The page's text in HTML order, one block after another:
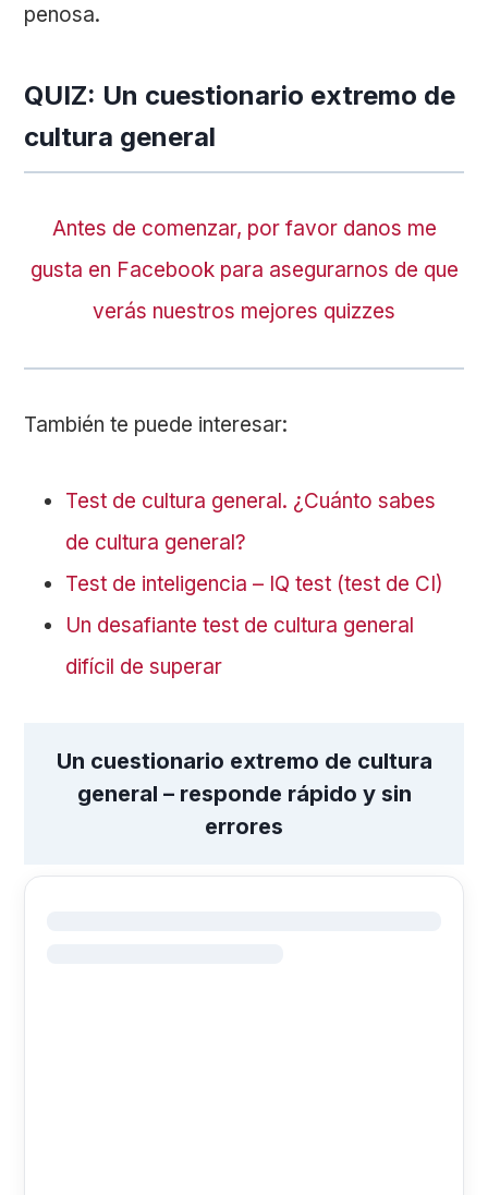
penosa.
QUIZ: Un cuestionario extremo de
cultura general
Antes de comenzar, por favor danos me
gusta en Facebook para asegurarnos de que
verás nuestros mejores quizzes
También te puede interesar:
Test de cultura general. ¿Cuánto sabes
de cultura general?
Test de inteligencia – IQ test (test de CI)
Un desafiante test de cultura general
difícil de superar
Un cuestionario extremo de cultura
general – responde rápido y sin
errores